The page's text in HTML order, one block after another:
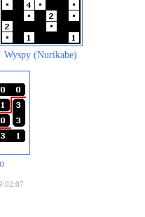
Wyspy (Nurikabe)